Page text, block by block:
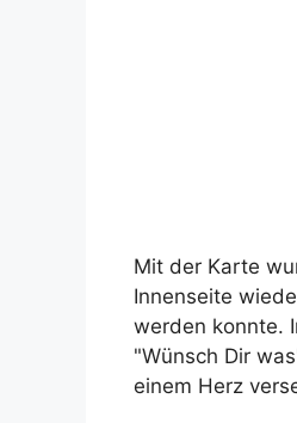
Mit der Karte
Innenseite
werden konnte.
"Wünsch Dir
einem Herz